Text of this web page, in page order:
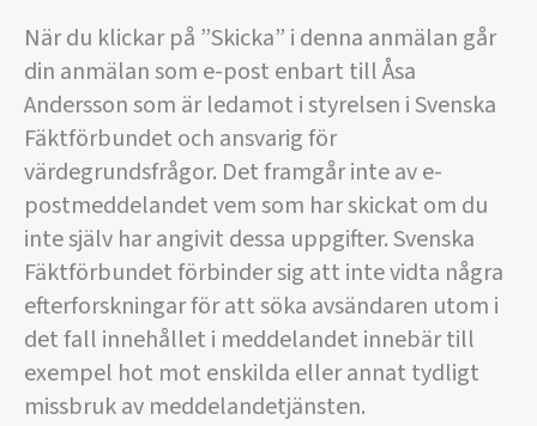
När du klickar på ”Skicka” i denna anmälan går
din anmälan som e-post enbart till Åsa
Andersson som är ledamot i styrelsen i Svenska
Fäktförbundet och ansvarig för
värdegrundsfrågor. Det framgår inte av e-
postmeddelandet vem som har skickat om du
inte själv har angivit dessa uppgifter. Svenska
Fäktförbundet förbinder sig att inte vidta några
efterforskningar för att söka avsändaren utom i
det fall innehållet i meddelandet innebär till
exempel hot mot enskilda eller annat tydligt
missbruk av meddelandetjänsten.